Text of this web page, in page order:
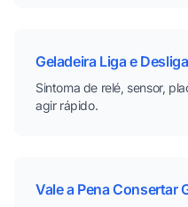
Geladeira Liga e
Sintoma de relé, sensor,
agir rápido.
Vale a Pena Consertar